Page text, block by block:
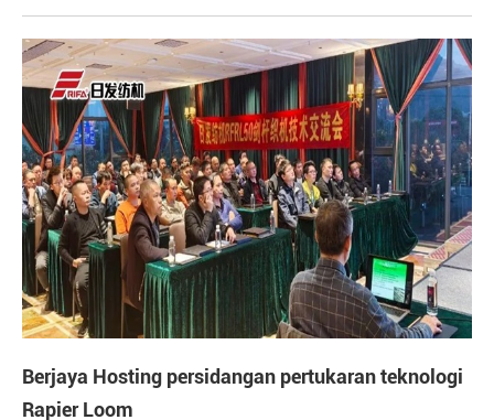
Berjaya Hosting persidangan pertukaran teknologi
Rapier Loom